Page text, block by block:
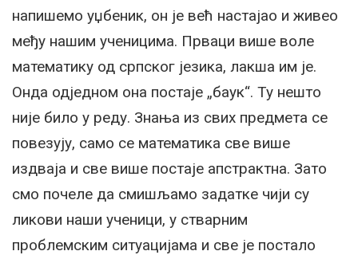
напишемо уџбеник, он је већ настајао и живео
међу нашим ученицима. Прваци више воле
математику од српског језика, лакша им је.
Онда одједном она постаје „баук“. Ту нешто
није било у реду. Знања из свих предмета се
повезују, само се математика све више
издваја и све више постаје апстрактна. Зато
смо почеле да смишљамо задатке чији су
ликови наши ученици, у стварним
проблемским ситуацијама и све је постало